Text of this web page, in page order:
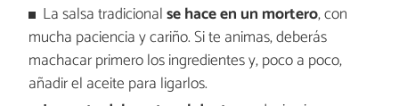
La salsa tradicionalse hace en un mortero, con
mucha paciencia y cariño. Si te animas, deberás
machacar primero los ingredientes y, poco a poco,
añadir el aceite para ligarlos.